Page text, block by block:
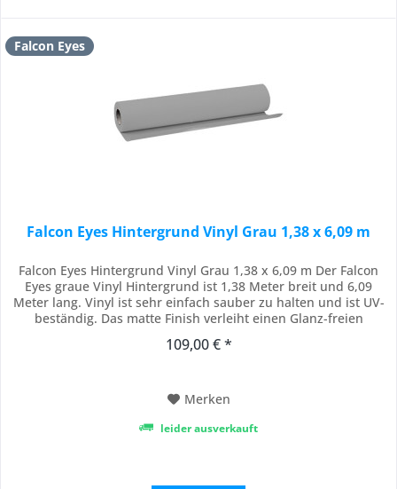
Falcon Eyes
Falcon Eyes Hintergrund Vinyl Grau 1,38 x 6,09 m
Falcon Eyes Hintergrund Vinyl Grau 1,38 x 6,09 m Der Falcon
Eyes graue Vinyl Hintergrund ist 1,38 Meter breit und 6,09
Meter lang. Vinyl ist sehr einfach sauber zu halten und ist UV-
beständig. Das matte Finish verleiht einen Glanz-freien
einem festen Aluminum Kern, hängt gerade und kann auf
109,00 € *
Merken
leider ausverkauft